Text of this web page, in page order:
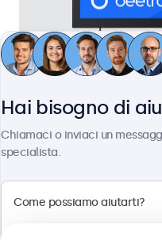
Monitor 24 Pollici
24HD7M
100+ pezzi disponibili
Risoluzione 1920 x 1080
Montaggio: scrivania,
Hai bisogno di
Chiamaci o inviaci un
specialista.